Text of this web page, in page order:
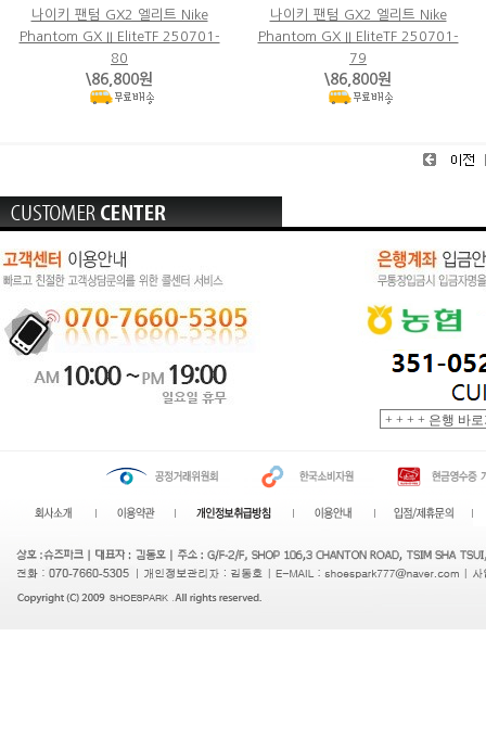
나이키 팬텀 GX2 엘리트 Nike
Phantom GX II EliteTF 250701-
80
\86,800원
나이키 팬텀 GX2 엘리트 Nike
Phantom GX II EliteTF 250701-
79
\86,800원